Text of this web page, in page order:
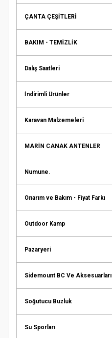
ÇANTA ÇEŞİTLERİ
BAKIM - TEMİZLİK
Dalış Saatleri
İndirimli Ürünler
Karavan Malzemeleri
MARİN CANAK ANTENLER
Numune.
Onarım ve Bakım - Fiyat Farkı
Outdoor Kamp
Pazaryeri
Sidemount BC Ve Aksesuarları
Soğutucu Buzluk
Su Sporları